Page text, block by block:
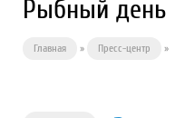
Рыбный день
Главная » Пресс-центр »